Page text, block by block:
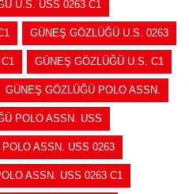
U.S. USS 0263 C1
GÜNEŞ GÖZLÜĞÜ U.S. 0263
GÜNEŞ GÖZLÜĞÜ U.S. C1
GÜNEŞ GÖZLÜĞÜ POLO ASSN.
POLO ASSN. USS
ASSN. USS 0263
ASSN. USS 0263 C1